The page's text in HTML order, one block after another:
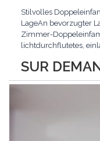
SUR
Stilvolles
LageAn bevorzugter
Zimmer-
lichtdurchflutetes,
Liegenschaft in
zeitgemässen